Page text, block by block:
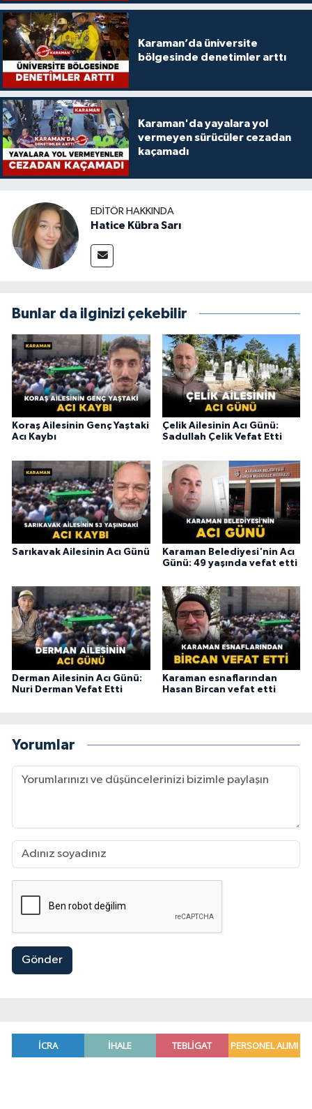
Karaman’da üniversite
bölgesinde denetimler arttı
Karaman'da yayalara yol
vermeyen sürücüler cezadan
kaçamadı
EDITÖR HAKKINDA
Hatice Kübra Sarı
Bunlar da ilginizi çekebilir
Koraş Ailesinin Genç Yaştaki
Acı Kaybı
Çelik Ailesinin Acı Günü:
Sadullah Çelik Vefat Etti
Sarıkavak Ailesinin Acı Günü
Karaman Belediyesi'nin Acı
Günü: 49 yaşında vefat etti
Derman Ailesinin Acı Günü:
Nuri Derman Vefat Etti
Karaman esnaflarından
Hasan Bircan vefat etti
Yorumlar
Gönder